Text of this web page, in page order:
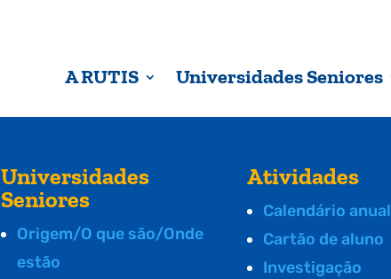
A RUTIS Universidades Seniores
Universidades
Seniores
Origem/O que são/Onde
estão
Atividades
Calendário anual
Cartão de aluno
Investigação